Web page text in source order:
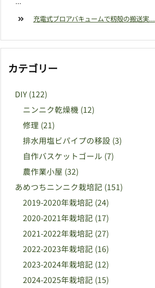
充電式ブロアバキュームで籾殻の搬送実...
カテゴリー
DIY (122)
ニンニク乾燥機 (12)
修理 (21)
排水用塩ビパイプの移設 (3)
自作バスケットゴール (7)
農作業小屋 (32)
あめつちニンニク栽培記 (151)
2019-2020年栽培記 (24)
2020-2021年栽培記 (17)
2021-2022年栽培記 (27)
2022-2023年栽培記 (16)
2023-2024年栽培記 (12)
2024-2025年栽培記 (15)